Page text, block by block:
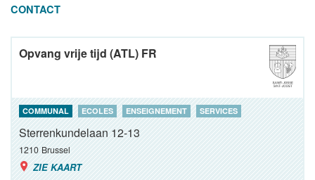
CONTACT
Opvang vrije tijd (ATL) FR
COMMUNAL ECOLES ENSEIGNEMENT SERVICES
Sterrenkundelaan 12-13
1210 Brussel
ZIE KAART